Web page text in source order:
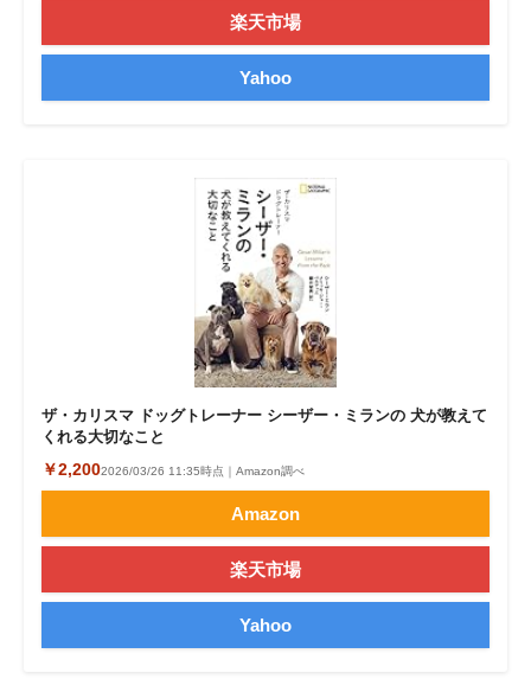
楽天市場
Yahoo
ザ・カリスマ ドッグトレーナー シーザー・ミランの 犬が教えて
くれる大切なこと
￥2,2002026/03/26 11:35時点｜Amazon調べ
Amazon
楽天市場
Yahoo